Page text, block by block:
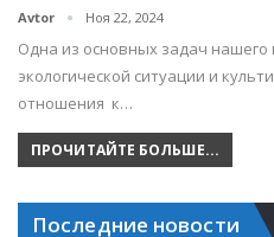
Avtor Ноя 22, 2024
Одна из основных задач нашего
экологической ситуации и
отношения к…
ПРОЧИТАЙТЕ БОЛЬШЕ...
Последние новости